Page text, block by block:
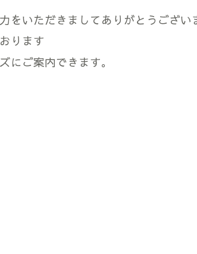
いただきましてありがとうござい
ります
ご案内できます。